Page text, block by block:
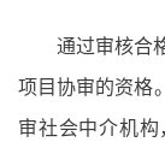
通过审核合
项目协审的资格
审社会中介机